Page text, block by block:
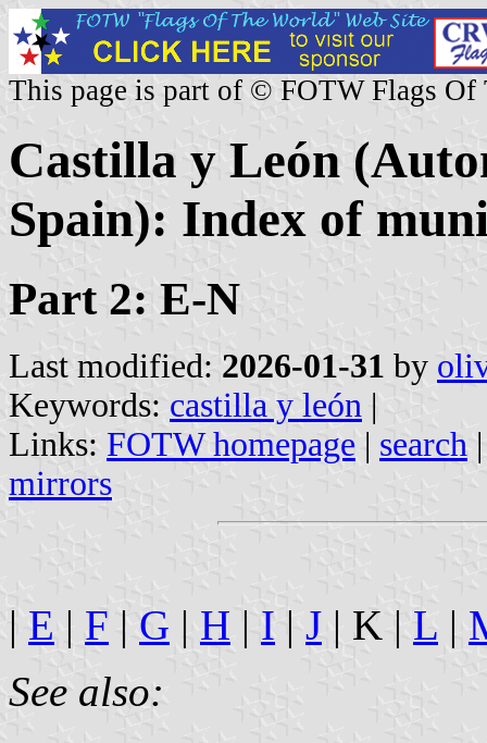
This page is part of © FOTW Flags Of
Castilla y León
Spain): Index of
Part 2: E-N
Last modified: 2026-01-31 by
Keywords: castilla y león |
Links: FOTW homepage | search
mirrors
| E | F | G | H | I | J | K | L |
See also: